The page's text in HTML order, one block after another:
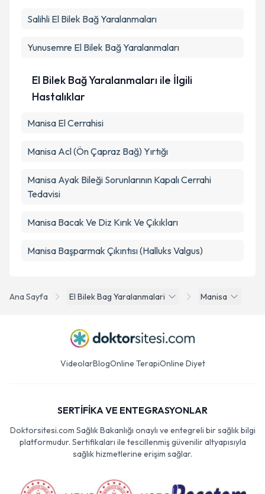
Ana Sayfa El Bilek Bag Yaralanmalari Manisa
Salihli El Bilek Bağ Yaralanmaları
Yunusemre El Bilek Bağ Yaralanmaları
El Bilek Bağ Yaralanmaları ile İlgili
Hastalıklar
Manisa El Cerrahisi
Manisa Acl (Ön Çapraz Bağ) Yırtığı
Manisa Ayak Bileği Sorunlarının Kapalı Cerrahi
Tedavisi
Manisa Bacak Ve Diz Kırık Ve Çıkıkları
Manisa Başparmak Çıkıntısı (Halluks Valgus)
VideolarBlogOnline TerapiOnline Diyet
SERTİFİKA VE ENTEGRASYONLAR
Doktorsitesi.com Sağlık Bakanlığı onaylı ve entegreli bir sağlık bilgi
platformudur. Sertifikaları ile tescillenmiş güvenilir altyapısıyla
sağlık hizmetlerine erişim sağlar.